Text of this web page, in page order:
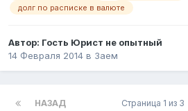
долг по расписке в валюте
Автор: Гость Юрист не опытный
14 Февраля 2014 в Заем
НАЗАД Страница 1 из 3